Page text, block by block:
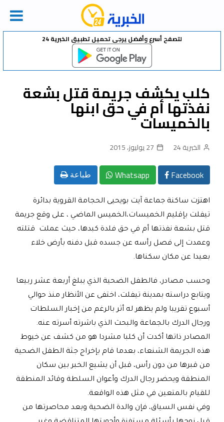
Skip
لتصفح أسرع وأفضل يرجى تحميل تطبيق الخبرية 24
كلب يكشف جريمة قتل بشعة
نفذتها أم في حق ابنها
بالخميسات
الخبرية 24 27 يوليوز، 2015
Facebook
Whatsapp طباعة
اهتزت ساكنة جماعة آيت بويحيى الحجامة القروية بدائرة
تيفلت بإقليم الخميسات،الخميس الماضي ، على وقع جريمة
قتل بشعة نفذتها أم في حق فلدة كبدها، حيث عملت قتلته
وعمدت إلى فصل رأسه عن جسده قبل دفنه بأرض خلاء
بعيدا عن مكان سكناها.
وحسب مصادر، فالطفل الضحية الذي يبلغ أربعة عشر ربيعا
ويتابع دراسته بمدينة تيفلت، اختفى عن الأنظار منذ حوالي
أسبوع تقريبا ولم يظهر له أثر بالرغم من إخبار السلطات
ورجال الدرك بالجماعة والبحث الذي باشرته أسرته عنه.
المصادر ذاتها أكدت أن كلبا مشردا هو من كشف عن خيوط
هذه الجريمة الشنعاء، بعدما قام بإخراج جثة الطفل الضحية
من قبرها من دون رأس، قبل أن يشيع الخبر بين سكان
المنطقة ويحضر رجال الدرك وأعوان السلطة وقائد المنطقة
للقيام بالمتعين في مثل هذه الواقعة.
وفي نفس السياق، فإن والدة الضحية وبعد محاصرتها من